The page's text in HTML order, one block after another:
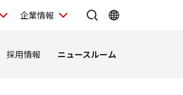
企業情報
採用情報 ニュースルーム